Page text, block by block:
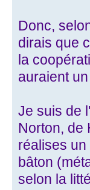
Donc,
dirais que
la
auraient
Je suis de
Norton, de
réalises
bâton
selon la